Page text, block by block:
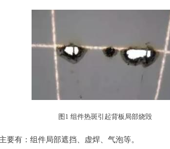
图1 组件热斑引起背板局部烧毁
要有：组件局部遮挡、虚焊、气泡等。